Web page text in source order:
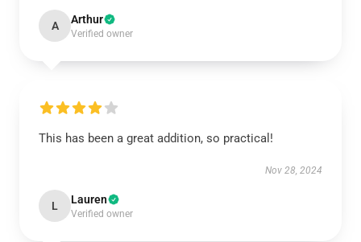
A Arthur
Verified owner
This has been a great addition, so practical!
Nov 28, 2024
L Lauren
Verified owner